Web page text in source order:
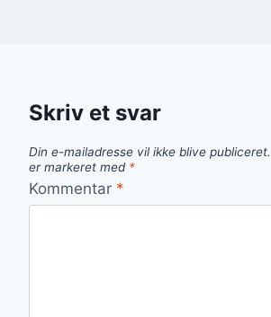
Skriv et svar
Din e-mailadresse vil ikke blive publiceret.
er markeret med *
Kommentar *